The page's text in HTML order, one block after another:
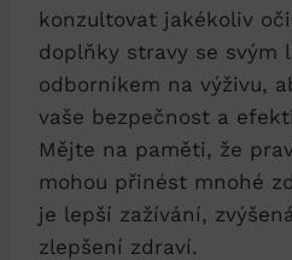
konzultovat jakékoliv
doplňky⁢ stravy se svým
odborníkem⁤ na ​výživu,
⁤vaše ⁣bezpečnost a
Mějte ‌na paměti, že
mohou přinést ⁢mnohé
je lepší zažívání,⁣
zlepšení ⁤zdraví.